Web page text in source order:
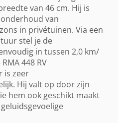
van 46 cm. Hij is
van
in privétuinen. Via een
stel je de
in tussen 2,0 km/
448 RV
is zeer
Hij valt op door zijn
hem ook geschikt maakt